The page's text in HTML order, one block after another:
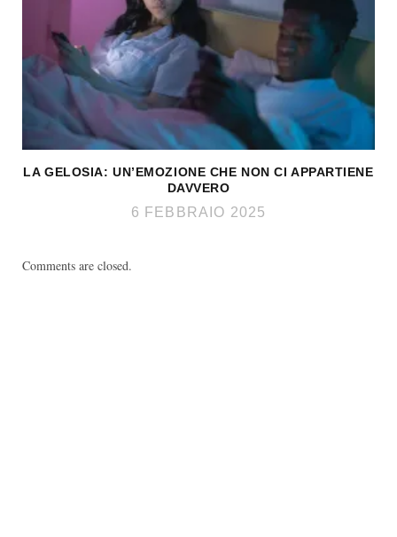
LA GELOSIA: UN’EMOZIONE CHE NON CI APPARTIENE
DAVVERO
6 FEBBRAIO 2025
Comments are closed.